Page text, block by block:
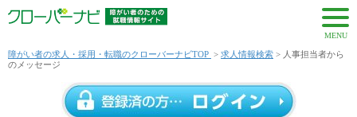
MENU
障がい者の求人・採用・転職のクローバーナビTOP > 求人情報検索 > 人事担当者から
のメッセージ